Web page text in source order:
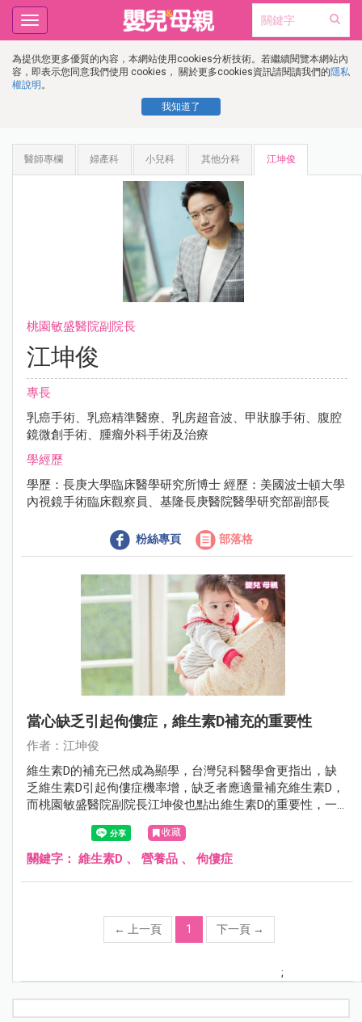
為提供您更多優質的內容，本網站使用cookies分析技術。若繼續閱覽本網站內
容，即表示您同意我們使用 cookies， 關於更多cookies資訊請閱讀我們的隱私
權說明 。
我知道了
Toggle
navigation
醫師專欄 婦產科 小兒科 其他分科 江坤俊
桃園敏盛醫院副院長
江坤俊
專長
乳癌手術、乳癌精準醫療、乳房超音波、甲狀腺手術、腹腔
鏡微創手術、腫瘤外科手術及治療
學經歷
學歷：長庚大學臨床醫學研究所博士 經歷：美國波士頓大學
內視鏡手術臨床觀察員、基隆長庚醫院醫學研究部副部長
粉絲專頁 部落格
當心缺乏引起佝僂症，維生素D補充的重要性
作者：江坤俊
維生素D的補充已然成為顯學，台灣兒科醫學會更指出，缺
乏維生素D引起佝僂症機率增，缺乏者應適量補充維生素D，
而桃園敏盛醫院副院長江坤俊也點出維生素D的重要性，一
收藏
關鍵字： 維生素D 、 營養品 、 佝僂症
← 上一頁 1 下一頁 →
;